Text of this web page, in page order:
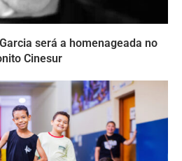
será a homenageada no
Cinesur